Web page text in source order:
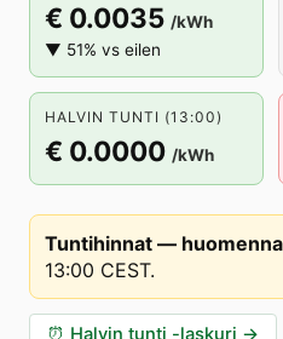
€ 0.0035 /kWh
▼ 51% vs eilen
HALVIN TUNTI (13:00)
€ 0.0000 /kWh
Tuntihinnat — huomenna
13:00 CEST.
⏰ Halvin tunti -laskuri →